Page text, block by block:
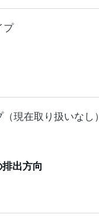
プ
現在取り扱いなし）
出方向